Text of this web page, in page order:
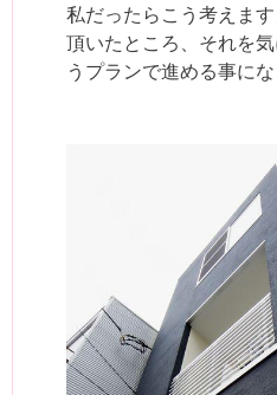
私だったらこう考えま
頂いたところ、それを
うプランで進める事にな